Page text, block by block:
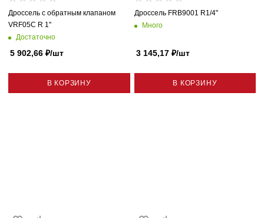
Дроссель с обратным клапаном
VRF05C R 1"
Достаточно
5 902,66 ₽/шт
В КОРЗИНУ
Дроссель FRB9001 R1/4"
Много
3 145,17₽/шт
В КОРЗИНУ